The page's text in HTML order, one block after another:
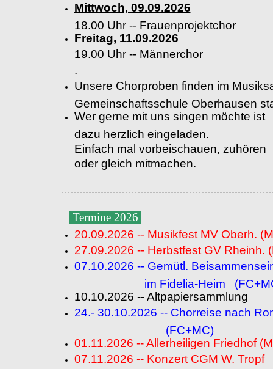
Mittwoch, 09.09.2026
18.00 Uhr -- Frauenprojektchor
Freitag, 11.09.2026
19.00 Uhr -- Männerchor
.
Unsere Chorproben finden im
Gemeinschaftsschule Oberhausen
Wer gerne mit uns singen möchte ist
dazu herzlich eingeladen.
Einfach mal vorbeischauen, zuhören
oder gleich mitmachen.
Termine 2026
20.09.2026 -- Musikfest MV Oberh.
27.09.2026 -- Herbstfest GV Rheinh.
07.10.2026 -- Gemütl.
im Fidelia-Heim
10.10.2026 -- Altpapiersammlung
24.- 30.10.2026 -- Chorreise nach
(FC+MC)
01.11.2026 -- Allerheiligen Friedhof
07.11.2026 -- Konzert CGM W. Tropf